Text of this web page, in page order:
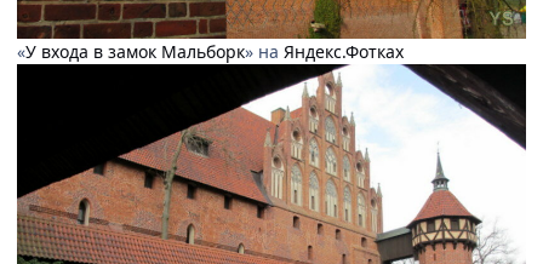
«У входа в замок Мальборк» на Яндекс.Фотках